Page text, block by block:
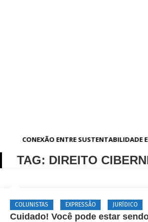
A CONEXÃO ENTRE
TAG: DIREITO
COLUNISTAS EXPRESSÃO JURÍDICO
Cuidado! Você pode estar